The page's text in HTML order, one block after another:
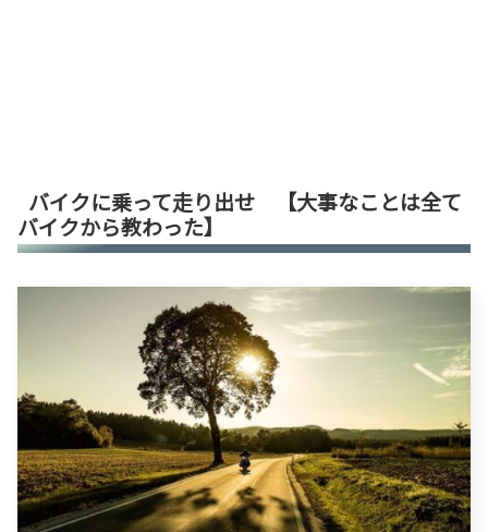
バイクに乗って走り出せ 【大事なことは全て
バイクから教わった】